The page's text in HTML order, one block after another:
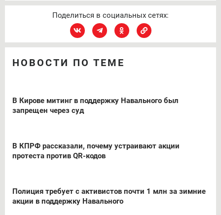
Поделиться в социальных сетях:
НОВОСТИ ПО ТЕМЕ
В Кирове митинг в поддержку Навального был
запрещен через суд
В КПРФ рассказали, почему устраивают акции
протеста против QR-кодов
Полиция требует с активистов почти 1 млн за зимние
акции в поддержку Навального